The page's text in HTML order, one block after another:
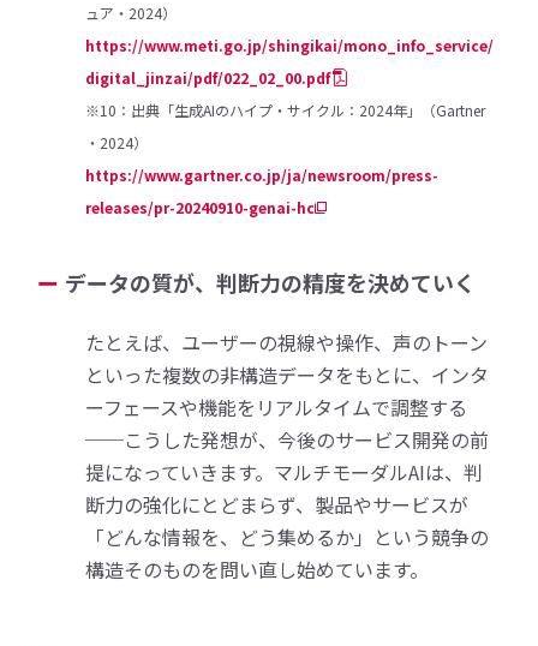
ュア・2024）
https://www.meti.go.jp/shingikai/mono_info_service/
digital_jinzai/pdf/022_02_00.pdf
※10：出典「生成AIのハイプ・サイクル：2024年」（Gartner
・2024）
https://www.gartner.co.jp/ja/newsroom/press-
releases/pr-20240910-genai-hc
データの質が、判断力の精度を決めていく
たとえば、ユーザーの視線や操作、声のトーン
といった複数の非構造データをもとに、インタ
ーフェースや機能をリアルタイムで調整する
──こうした発想が、今後のサービス開発の前
提になっていきます。マルチモーダルAIは、判
断力の強化にとどまらず、製品やサービスが
「どんな情報を、どう集めるか」という競争の
構造そのものを問い直し始めています。